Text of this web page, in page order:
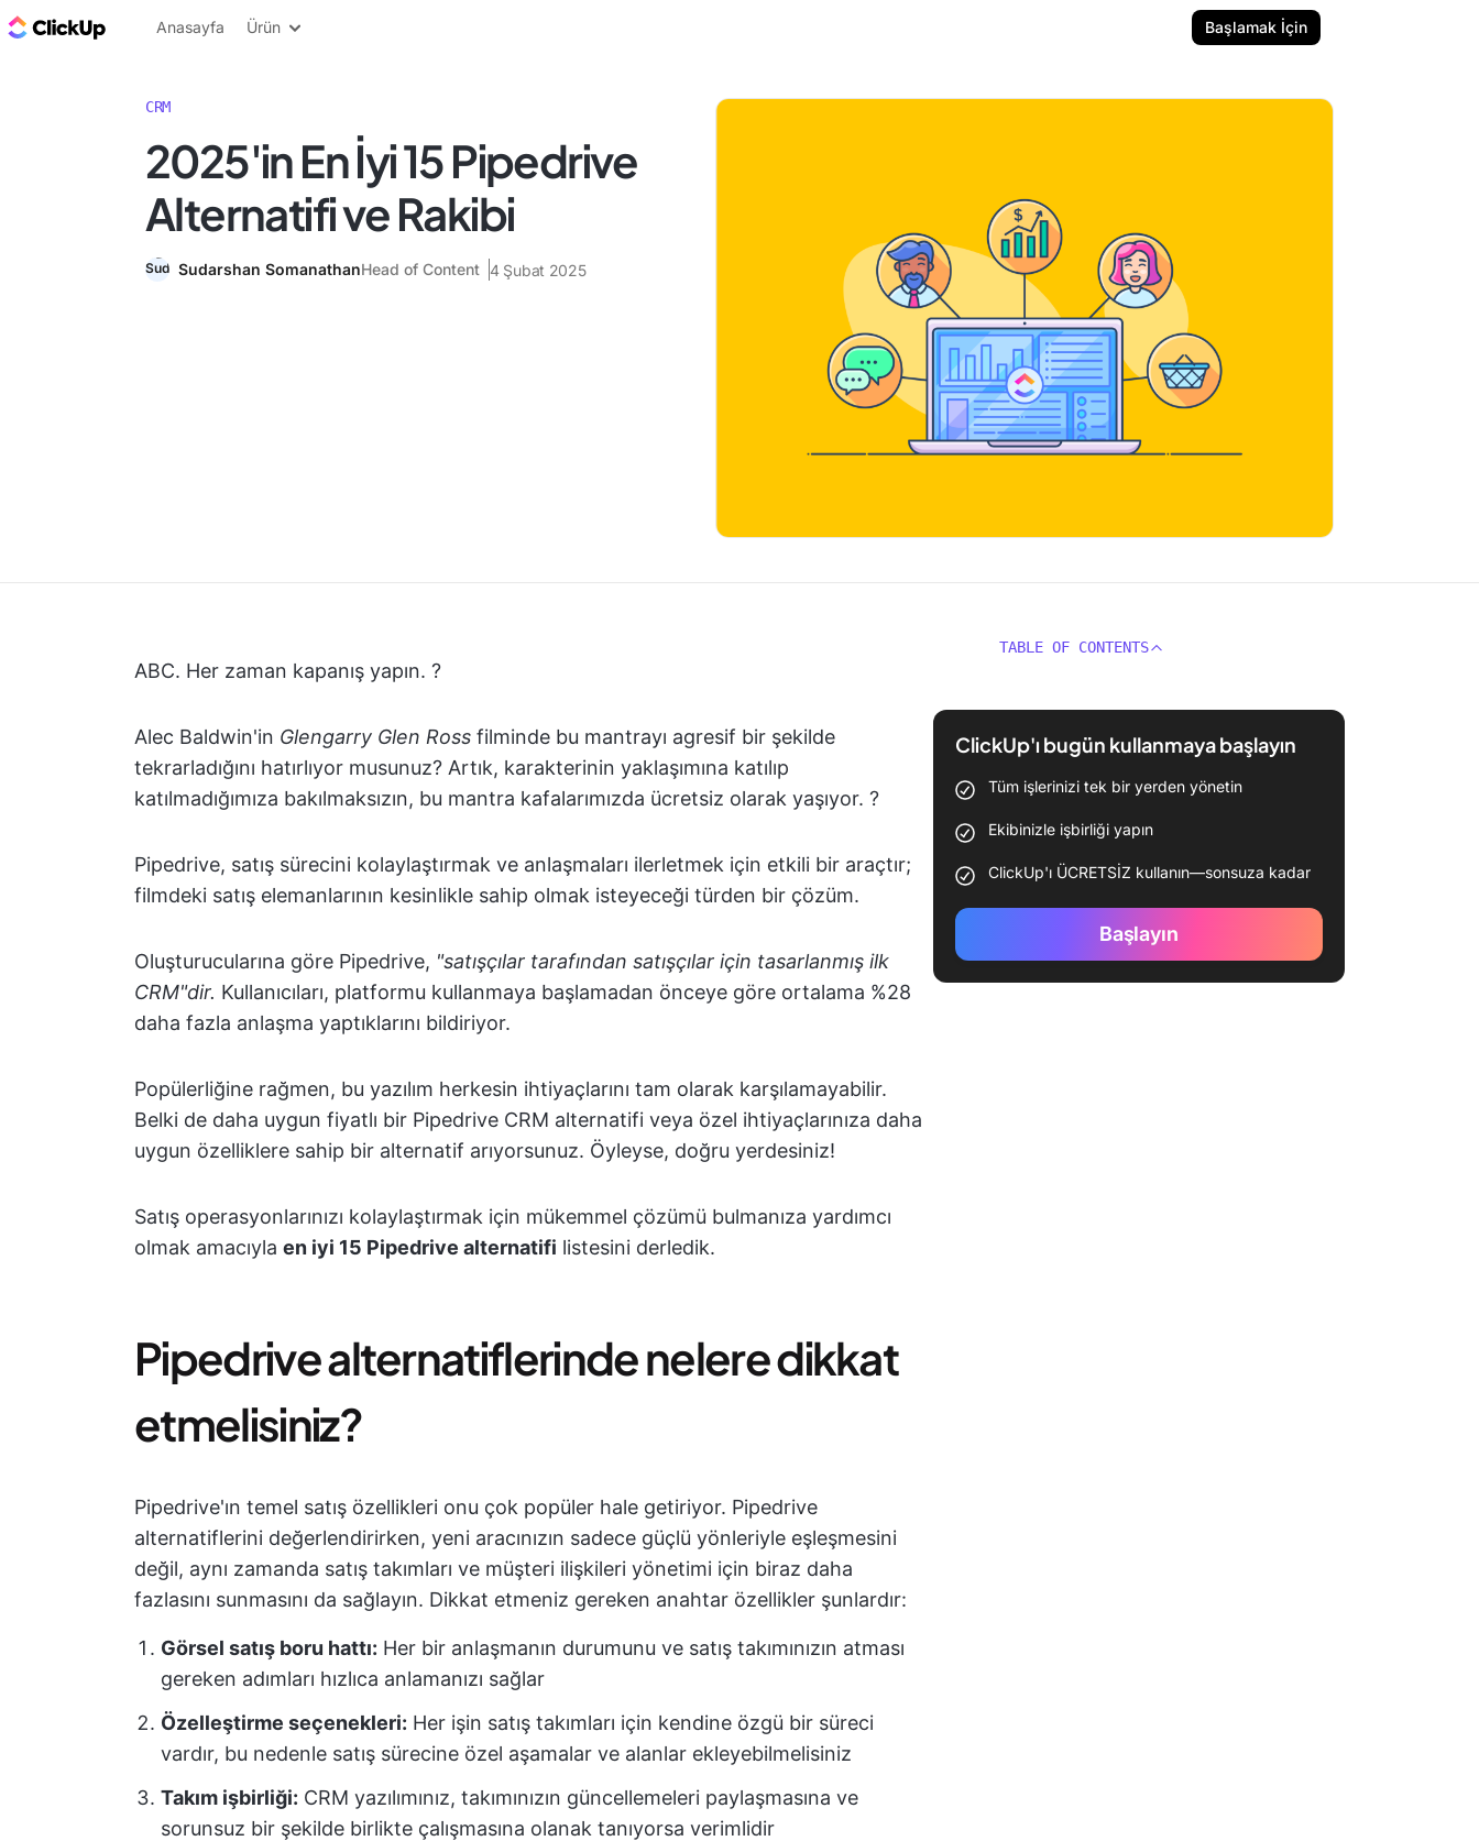
ClickUp Blog
Anasayfa Ürün Başlamak İçin
CRM
2025'in En İyi 15 Pipedrive
Alternatifi ve Rakibi
Sudarshan SomanathanHead of Content 4 Şubat 2025
ABC. Her zaman kapanış yapın. ?
Alec Baldwin'in Glengarry Glen Ross filminde bu mantrayı agresif bir şekilde
tekrarladığını hatırlıyor musunuz? Artık, karakterinin yaklaşımına katılıp
katılmadığımıza bakılmaksızın, bu mantra kafalarımızda ücretsiz olarak yaşıyor. ?
Pipedrive, satış sürecini kolaylaştırmak ve anlaşmaları ilerletmek için etkili bir araçtır;
filmdeki satış elemanlarının kesinlikle sahip olmak isteyeceği türden bir çözüm.
Oluşturucularına göre Pipedrive, "satışçılar tarafından satışçılar için tasarlanmış ilk
CRM"dir. Kullanıcıları, platformu kullanmaya başlamadan önceye göre ortalama %28
daha fazla anlaşma yaptıklarını bildiriyor.
Popülerliğine rağmen, bu yazılım herkesin ihtiyaçlarını tam olarak karşılamayabilir.
Belki de daha uygun fiyatlı bir Pipedrive CRM alternatifi veya özel ihtiyaçlarınıza daha
uygun özelliklere sahip bir alternatif arıyorsunuz. Öyleyse, doğru yerdesiniz!
Satış operasyonlarınızı kolaylaştırmak için mükemmel çözümü bulmanıza yardımcı
olmak amacıyla en iyi 15 Pipedrive alternatifi listesini derledik.
Pipedrive alternatiflerinde nelere dikkat
etmelisiniz?
Pipedrive'ın temel satış özellikleri onu çok popüler hale getiriyor. Pipedrive
alternatiflerini değerlendirirken, yeni aracınızın sadece güçlü yönleriyle eşleşmesini
değil, aynı zamanda satış takımları ve müşteri ilişkileri yönetimi için biraz daha
fazlasını sunmasını da sağlayın. Dikkat etmeniz gereken anahtar özellikler şunlardır:
Görsel satış boru hattı: Her bir anlaşmanın durumunu ve satış takımınızın atması
gereken adımları hızlıca anlamanızı sağlar
Özelleştirme seçenekleri: Her işin satış takımları için kendine özgü bir süreci
vardır, bu nedenle satış sürecine özel aşamalar ve alanlar ekleyebilmelisiniz
Takım işbirliği: CRM yazılımınız, takımınızın güncellemeleri paylaşmasına ve
sorunsuz bir şekilde birlikte çalışmasına olanak tanıyorsa verimlidir
TABLE OF CONTENTS
ClickUp'ı bugün kullanmaya başlayın
Tüm işlerinizi tek bir yerden yönetin
Ekibinizle işbirliği yapın
ClickUp'ı ÜCRETSİZ kullanın—sonsuza kadar
Başlayın